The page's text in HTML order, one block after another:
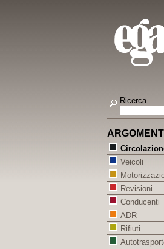
Ricerca
ARGOMENTI
Veicoli
Revisioni
Conducenti
ADR
Rifiuti